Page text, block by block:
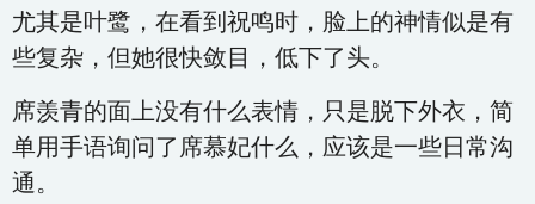
尤其是叶鹭，在看到祝鸣时，脸上的神情似是有
些复杂，但她很快敛目，低下了头。
席羡青的面上没有什么表情，只是脱下外衣，简
单用手语询问了席慕妃什么，应该是一些日常沟
通。